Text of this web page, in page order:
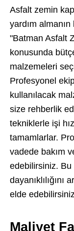
Asfalt zemin
yardım
"Batman Asfalt
konusunda
malzemeleri
Profesyonel
kullanılacak
size rehberlik
tekniklerle işi
tamamlarlar.
vadede bakım
edebilirsiniz. Bu
elde
Maliyet